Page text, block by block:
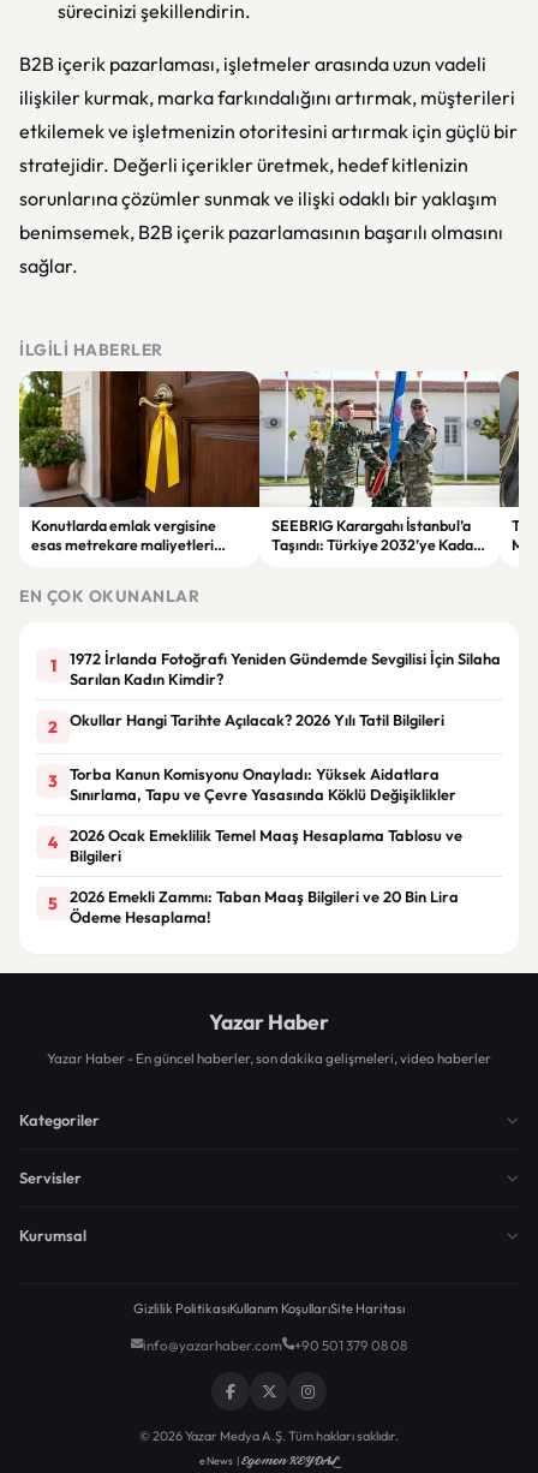
sürecinizi şekillendirin.
B2B içerik pazarlaması, işletmeler arasında uzun vadeli
ilişkiler kurmak, marka farkındalığını artırmak, müşterileri
etkilemek ve işletmenizin otoritesini artırmak için güçlü bir
stratejidir. Değerli içerikler üretmek, hedef kitlenizin
sorunlarına çözümler sunmak ve ilişki odaklı bir yaklaşım
benimsemek, B2B içerik pazarlamasının başarılı olmasını
sağlar.
İLGILI HABERLER
Konutlarda emlak vergisine
esas metrekare maliyetleri
SEEBRIG Karargahı İstanbul’a
Taşındı: Türkiye 2032’ye Kadar
EN ÇOK OKUNANLAR
1
1972 İrlanda Fotoğrafı Yeniden Gündemde Sevgilisi İçin Silaha
Sarılan Kadın Kimdir?
2 Okullar Hangi Tarihte Açılacak? 2026 Yılı Tatil Bilgileri
3
Torba Kanun Komisyonu Onayladı: Yüksek Aidatlara
Sınırlama, Tapu ve Çevre Yasasında Köklü Değişiklikler
4
2026 Ocak Emeklilik Temel Maaş Hesaplama Tablosu ve
Bilgileri
5
2026 Emekli Zammı: Taban Maaş Bilgileri ve 20 Bin Lira
Ödeme Hesaplama!
Yazar Haber
Yazar Haber - En güncel haberler, son dakika gelişmeleri, video haberler
Kategoriler
Servisler
Kurumsal
Gizlilik PolitikasıKullanım KoşullarıSite Haritası
info@yazarhaber.com +90 501 379 08 08
© 2026 Yazar Medya A.Ş. Tüm hakları saklıdır.
eNews |Egemen KEYDAL